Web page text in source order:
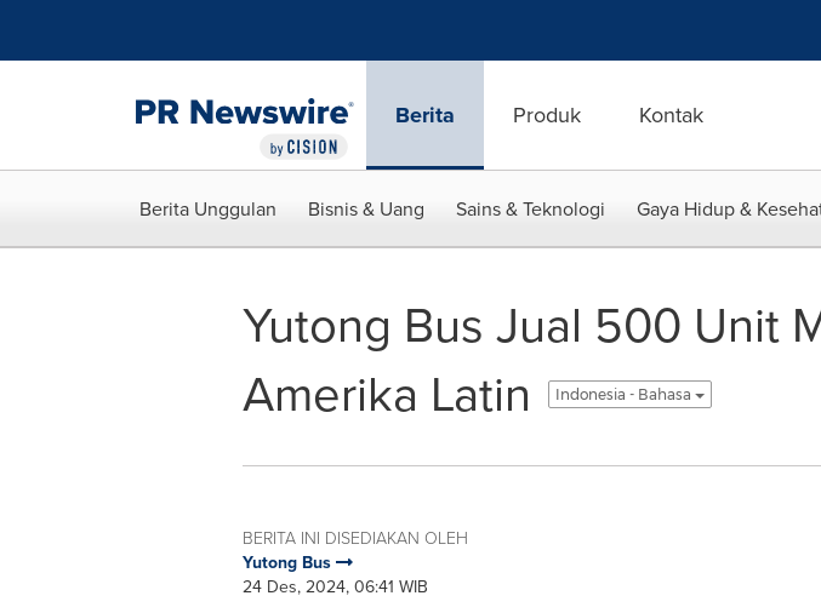
Berita Produk Kontak
Berita Unggulan Bisnis & Uang Sains & Teknologi Gaya Hidup &
Yutong Bus Jual 500 Unit
Amerika Latin
Indonesia - Bahasa
BERITA INI DISEDIAKAN OLEH
Yutong Bus
24 Des, 2024, 06:41 WIB